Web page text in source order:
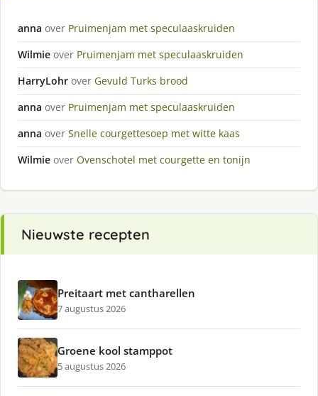
anna over Pruimenjam met speculaaskruiden
Wilmie over Pruimenjam met speculaaskruiden
HarryLohr over Gevuld Turks brood
anna over Pruimenjam met speculaaskruiden
anna over Snelle courgettesoep met witte kaas
Wilmie over Ovenschotel met courgette en tonijn
Nieuwste recepten
Preitaart met cantharellen
7 augustus 2026
Groene kool stamppot
5 augustus 2026